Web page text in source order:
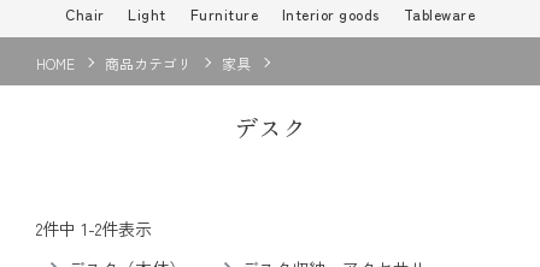
Chair Light Furniture Interior goods Tableware
HOME 商品カテゴリ 家具
デスク
2件中 1-2件表示